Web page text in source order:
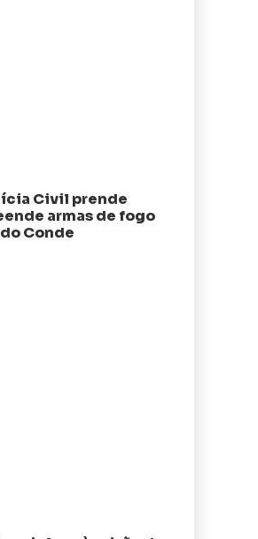
Civil prende
armas de fogo
Conde